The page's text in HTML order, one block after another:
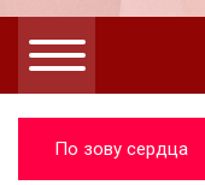
По зову сердца